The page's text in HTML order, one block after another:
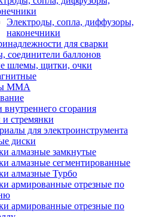
Электроды, сопла, диффузоры,
наконечники
для сварки
соединители баллонов
шлемы, щитки, очки
MMA
внутреннего сгорания
стремянки
для электроинструмента
диски
алмазные замкнутые
алмазные сегментированные
алмазные Турбо
армированные отрезные по
армированные отрезные по